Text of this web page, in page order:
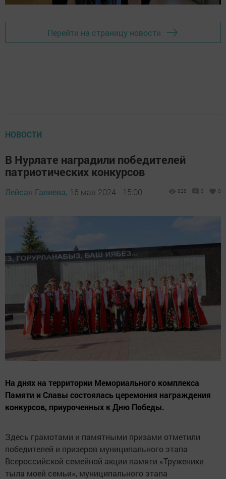
Перейти на страницу новости
НОВОСТИ
В Нурлате наградили победителей
патриотических конкурсов
Лейсан Галиева, 16 мая 2024 - 15:00 828 0 0
На днях на территории Мемориального комплекса
Памяти и Славы состоялась церемония награждения
конкурсов, приуроченных к Дню Победы.
Здесь грамотами и памятными призами отметили
победителей и призеров муниципального этапа
Всероссийской семейной акции памяти «Труженики
тыла моей семьи», муниципального этапа